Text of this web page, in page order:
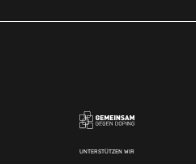
UNTERSTÜTZEN WIR